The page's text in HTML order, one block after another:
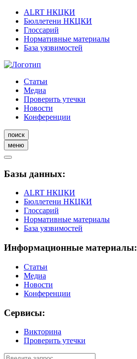
ALRT НКЦКИ
Бюллетени НКЦКИ
Глоссарий
Нормативные материалы
База уязвимостей
Статьи
Медиа
Проверить утечки
Новости
Конференции
поиск
меню
Базы данных:
ALRT НКЦКИ
Бюллетени НКЦКИ
Глоссарий
Нормативные материалы
База уязвимостей
Информационные материалы:
Статьи
Медиа
Новости
Конференции
Сервисы:
Викторина
Проверить утечки